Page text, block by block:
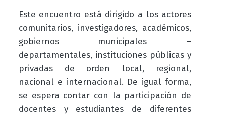
Este encuentro está dirigido a los actores
comunitarios, investigadores, académicos,
gobiernos municipales –
departamentales, instituciones públicas y
privadas de orden local, regional,
nacional e internacional. De igual forma,
se espera contar con la participación de
docentes y estudiantes de diferentes